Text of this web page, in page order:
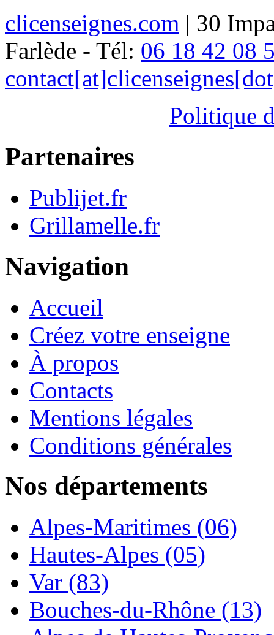
clicenseignes.com | 30
Farlède - Tél: 06 18 42 08
Politique
Partenaires
Publijet.fr
Grillamelle.fr
Navigation
Accueil
Créez votre enseigne
À propos
Contacts
Mentions légales
Conditions générales
Nos départements
Alpes-Maritimes (06)
Hautes-Alpes (05)
Var (83)
Bouches-du-Rhône (13)